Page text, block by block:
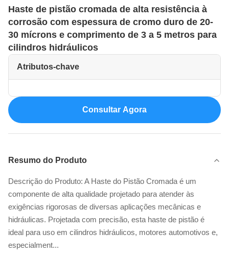
Haste de pistão cromada de alta resistência à
corrosão com espessura de cromo duro de 20-
30 mícrons e comprimento de 3 a 5 metros para
cilindros hidráulicos
Atributos-chave
Consultar Agora
Resumo do Produto
Descrição do Produto: A Haste do Pistão Cromada é um
componente de alta qualidade projetado para atender às
exigências rigorosas de diversas aplicações mecânicas e
hidráulicas. Projetada com precisão, esta haste de pistão é
ideal para uso em cilindros hidráulicos, motores automotivos e,
especialment...